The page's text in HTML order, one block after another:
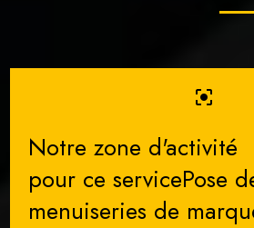
center_focus_strong
Notre zone d'activité
pour ce servicePose
menuiseries de